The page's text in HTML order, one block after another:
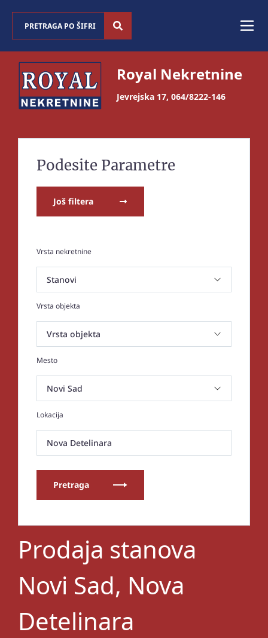
Royal Nekretnine
Jevrejska 17, 064/8222-146
Podesite Parametre
Još filtera
Vrsta nekretnine
Vrsta objekta
Mesto
Lokacija
Nova Detelinara
Pretraga
Prodaja stanova
Novi Sad, Nova
Detelinara